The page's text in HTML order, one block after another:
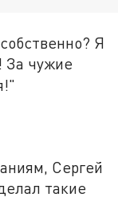
Я
За чужие
Сергей
такие